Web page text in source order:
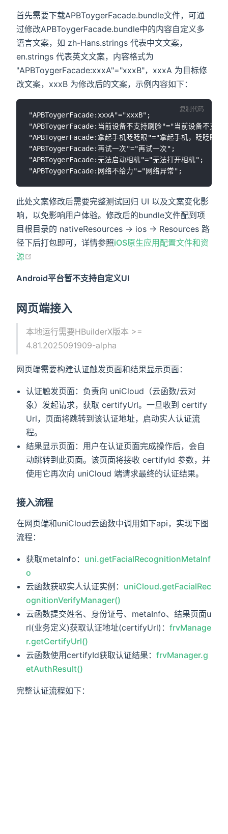
首先需要下载APBToygerFacade.bundle文件，可通
过修改APBToygerFacade.bundle中的内容自定义多
语言文案，如 zh-Hans.strings 代表中文文案，
en.strings 代表英文文案，内容格式为
"APBToygerFacade:xxxA"="xxxB"，xxxA 为目标修
改文案，xxxB 为修改后的文案，示例内容如下：
"APBToygerFacade:xxxA"="xxxB";
"APBToygerFacade:当前设备不支持刷脸"="当前设备不支
"APBToygerFacade:拿起手机眨眨眼"="拿起手机，眨眨眼";
"APBToygerFacade:再试一次"="再试一次";
"APBToygerFacade:无法启动相机"="无法打开相机";
复制代码
此处文案修改后需要完整测试回归 UI 以及文案变化影
响，以免影响用户体验。修改后的bundle文件配到项
目根目录的 nativeResources -> ios -> Resources 路
径下后打包即可，详情参照iOS原生应用配置文件和资
源
Android平台暂不支持自定义UI
网页端接入
本地运行需要HBuilderX版本 >=
4.81.2025091909-alpha
网页端需要构建认证触发页面和结果显示页面：
认证触发页面：负责向 uniCloud（云函数/云对
象）发起请求，获取 certifyUrl。一旦收到 certify
Url，页面将跳转到该认证地址，启动实人认证流
程。
结果显示页面：用户在认证页面完成操作后，会自
动跳转到此页面。该页面将接收 certifyId 参数，并
使用它再次向 uniCloud 端请求最终的认证结果。
接入流程
在网页端和uniCloud云函数中调用如下api，实现下图
流程：
获取metaInfo： uni.getFacialRecognitionMetaInf
o
云函数获取实人认证实例： uniCloud.getFacialRec
ognitionVerifyManager()
云函数提交姓名、身份证号、metaInfo、结果页面u
rl(业务定义)获取认证地址(certifyUrl)：frvManage
r.getCertifyUrl()
云函数使用certifyId获取认证结果：frvManager.g
etAuthResult()
完整认证流程如下：